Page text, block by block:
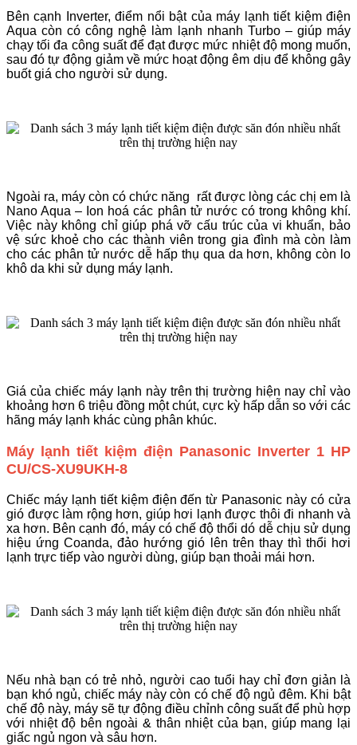
Bên cạnh Inverter, điểm nổi bật của máy lạnh tiết kiệm điện
Aqua còn có công nghệ làm lạnh nhanh Turbo – giúp máy
chạy tối đa công suất để đạt được mức nhiệt độ mong muốn,
sau đó tự động giảm về mức hoạt động êm dịu để không gây
buốt giá cho người sử dụng.
Ngoài ra, máy còn có chức năng rất được lòng các chị em là
Nano Aqua – Ion hoá các phân tử nước có trong không khí.
Việc này không chỉ giúp phá vỡ cấu trúc của vi khuẩn, bảo
vệ sức khoẻ cho các thành viên trong gia đình mà còn làm
cho các phân tử nước dễ hấp thụ qua da hơn, không còn lo
khô da khi sử dụng máy lạnh.
Giá của chiếc máy lạnh này trên thị trường hiện nay chỉ vào
khoảng hơn 6 triệu đồng một chút, cực kỳ hấp dẫn so với các
hãng máy lạnh khác cùng phân khúc.
Máy lạnh tiết kiệm điện Panasonic Inverter 1 HP
CU/CS-XU9UKH-8
Chiếc máy lạnh tiết kiệm điện đến từ Panasonic này có cửa
gió được làm rộng hơn, giúp hơi lạnh được thôi đi nhanh và
xa hơn. Bên cạnh đó, máy có chế độ thổi dó dễ chịu sử dụng
hiệu ứng Coanda, đảo hướng gió lên trên thay thì thổi hơi
lạnh trực tiếp vào người dùng, giúp bạn thoải mái hơn.
Nếu nhà bạn có trẻ nhỏ, người cao tuổi hay chỉ đơn giản là
bạn khó ngủ, chiếc máy này còn có chế độ ngủ đêm. Khi bật
chế độ này, máy sẽ tự động điều chỉnh công suất để phù hợp
với nhiệt độ bên ngoài & thân nhiệt của bạn, giúp mang lại
giấc ngủ ngon và sâu hơn.